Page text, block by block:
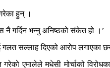
हुन् ।
नै गर्दिन भन्नु अनिष्ठको संकेत हो ।’
गलत सल्लाह दिएको आरोप लगाएका
एमालेले मधेसी मोर्चाको